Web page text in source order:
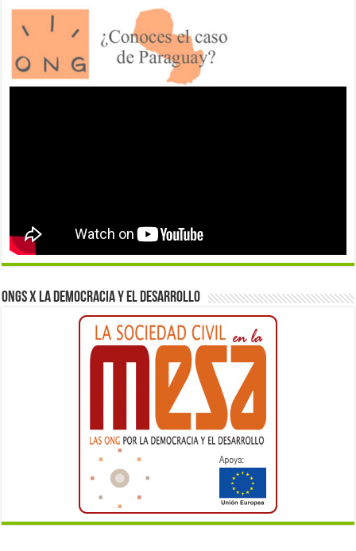
ONGs x la democracia y el desarrollo